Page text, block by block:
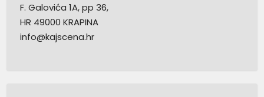
F. Galovića 1A, pp 36,
HR 49000 KRAPINA
info@kajscena.hr